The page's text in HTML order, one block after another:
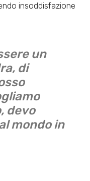
insoddisfazione
un
di
devo
mondo in